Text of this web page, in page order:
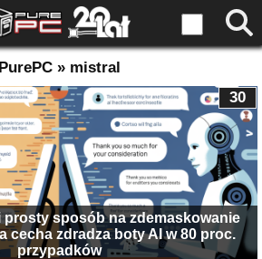
PurePC » mistral
prosty sposób na zdemaskowanie
cecha zdradza boty AI w 80 proc.
przypadków
30